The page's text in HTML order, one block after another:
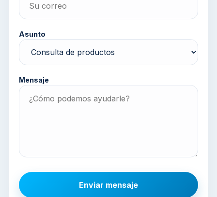
Asunto
Mensaje
Enviar mensaje